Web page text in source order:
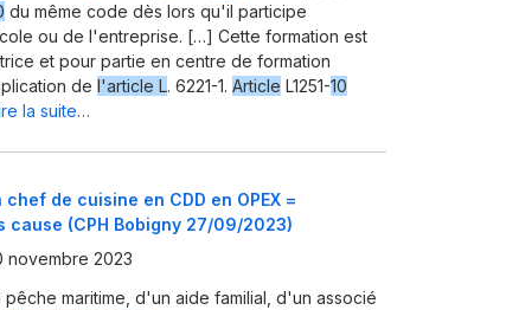
du même code dès lors qu'il participe
ou de l'entreprise. […] Cette formation est
et pour partie en centre de formation
de l'article L. 6221-1. Article L1251-10
la suite…
de cuisine en CDD en OPEX =
(CPH Bobigny 27/09/2023)
novembre 2023
pêche maritime, d'un aide familial, d'un associé